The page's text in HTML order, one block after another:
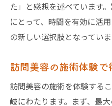
た」と感想を述べています
にとって、時間を有効に活
の新しい選択肢となっていま
訪問美容の施術体験で
訪問美容の施術を体験する
岐にわたります。まず、最